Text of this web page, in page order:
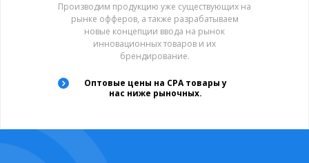
Производим продукцию уже существующих на
рынке офферов, а также разрабатываем
новые концепции ввода на рынок
инновационных товаров и их
брендирование.
Оптовые цены на CPA товары у
нас ниже рыночных.